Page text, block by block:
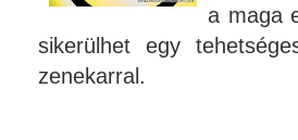
a maga
sikerülhet egy
zenekarral.